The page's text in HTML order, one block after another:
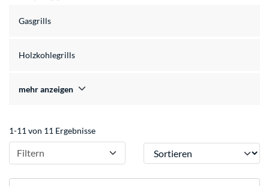
Gasgrills
Holzkohlegrills
mehr anzeigen
1-11 von 11 Ergebnisse
Filtern Sortieren